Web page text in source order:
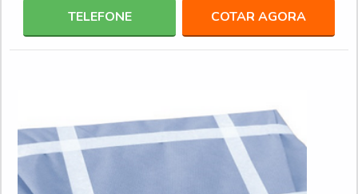
TELEFONE COTAR AGORA